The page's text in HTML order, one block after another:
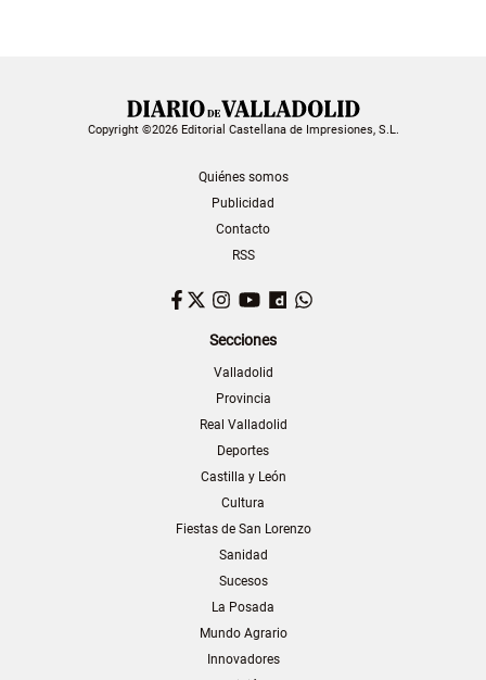
Copyright ©2026 Editorial Castellana de Impresiones, S.L.
Quiénes somos
Publicidad
Contacto
RSS
Facebook
TwitterInstagram
YouTubeDailymotion
Secciones
Valladolid
Provincia
Real Valladolid
Deportes
Castilla y León
Cultura
Fiestas de San Lorenzo
Sanidad
Sucesos
La Posada
Mundo Agrario
Innovadores